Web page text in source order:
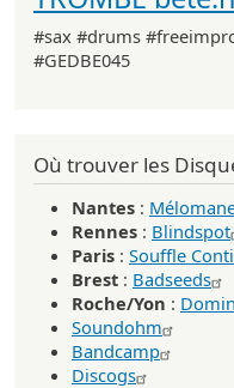
#sax #drums
#GEDBE045
Où trouver les
Nantes :
Rennes : Blindspot
Paris : Souffle
Brest : Badseeds
Roche/Yon :
Soundohm
Bandcamp
Discogs